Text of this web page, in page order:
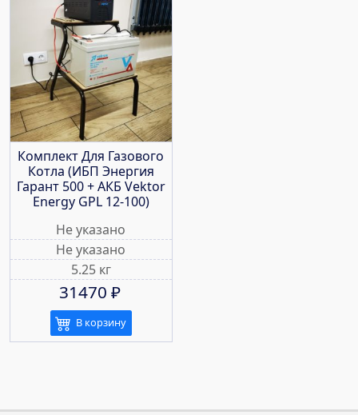
Комплект Для Газового
Котла (ИБП Энергия
Гарант 500 + АКБ Vektor
Energy GPL 12-100)
Не указано
Не указано
5.25 кг
31470₽
В корзину